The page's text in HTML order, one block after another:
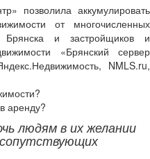
позволила аккумулировать
от многочисленных
и застройщиков и
«Брянский сервер
NMLS.ru,
аренду?
людям в их желании